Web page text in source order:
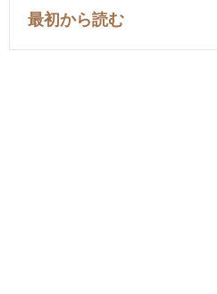
最初から読む